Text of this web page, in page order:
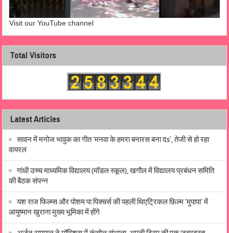
Visit our YouTube channel
Total Visitors
Latest Articles
सावन में मनोज भावुक का गीत ‘मनवा के हमरा बनारस बना दs’, तेजी से हो रहा
वायरल
गांधी उच्च माध्यमिक विद्यालय (मॉडल स्कूल), खगौल में विद्यालय प्रबंधन समिति
की बैठक संपन्न
यश राज फिल्म्स और पोशम पा पिक्चर्स की पहली थिएट्रिकल फ़िल्म ‘मुपापा’ में
आयुष्मान खुराना मुख्य भूमिका में होंगे